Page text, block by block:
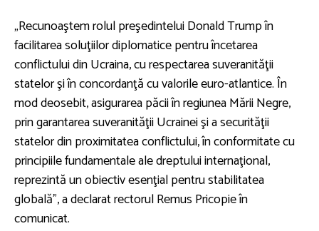
„Recunoaştem rolul preşedintelui Donald Trump în
facilitarea soluţiilor diplomatice pentru încetarea
conflictului din Ucraina, cu respectarea suveranităţii
statelor şi în concordanţă cu valorile euro-atlantice. În
mod deosebit, asigurarea păcii în regiunea Mării Negre,
prin garantarea suveranităţii Ucrainei şi a securităţii
statelor din proximitatea conflictului, în conformitate cu
principiile fundamentale ale dreptului internaţional,
reprezintă un obiectiv esenţial pentru stabilitatea
globală”, a declarat rectorul Remus Pricopie în
comunicat.